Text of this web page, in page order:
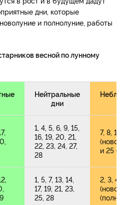
дни, которые
и полнолуние, работы
весной по лунному
Нейтральные
дни
1, 4, 5, 6, 9, 15,
16, 19, 20, 21,
22, 23, 24, 27,
28
7, 8, 10
и 25
1, 5, 7, 13, 14,
17, 19, 21, 23,
25, 28
2, 3, 4,